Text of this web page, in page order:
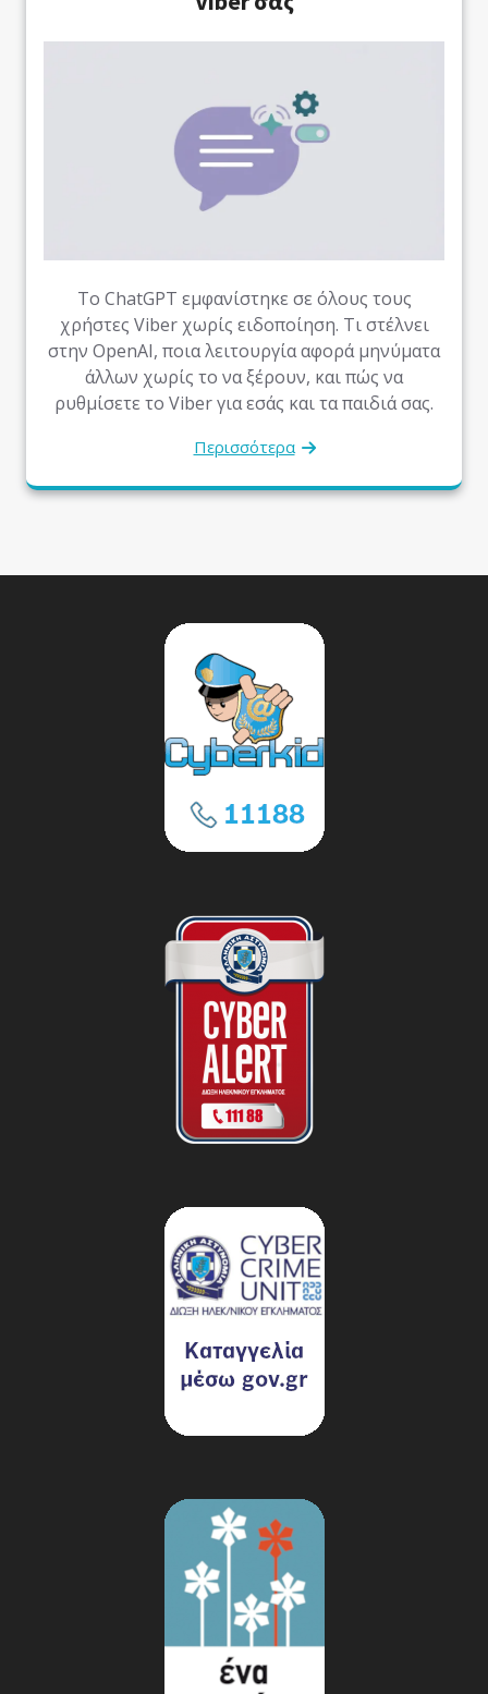
Το ChatGPT εμφανίστηκε σε όλους τους
χρήστες Viber χωρίς ειδοποίηση. Τι στέλνει
στην OpenAI, ποια λειτουργία αφορά μηνύματα
άλλων χωρίς το να ξέρουν, και πώς να
ρυθμίσετε το Viber για εσάς και τα παιδιά σας.
Περισσότερα